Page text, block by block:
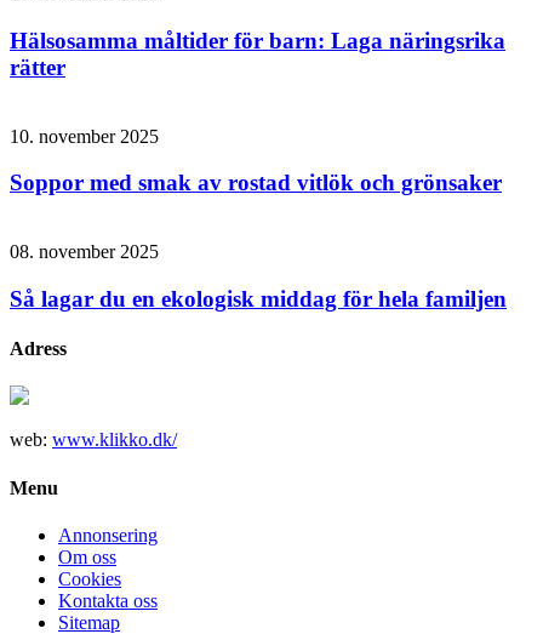
Hälsosamma måltider för barn: Laga näringsrika
rätter
10. november 2025
Soppor med smak av rostad vitlök och grönsaker
08. november 2025
Så lagar du en ekologisk middag för hela familjen
Adress
web: www.klikko.dk/
Menu
Annonsering
Om oss
Cookies
Kontakta oss
Sitemap